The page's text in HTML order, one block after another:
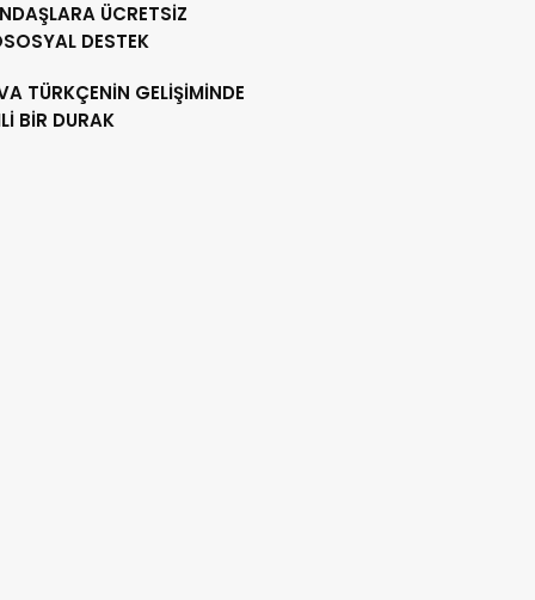
ÜCRETSİZ
DESTEK
TÜRKÇENİN GELİŞİMİNDE
BİR DURAK